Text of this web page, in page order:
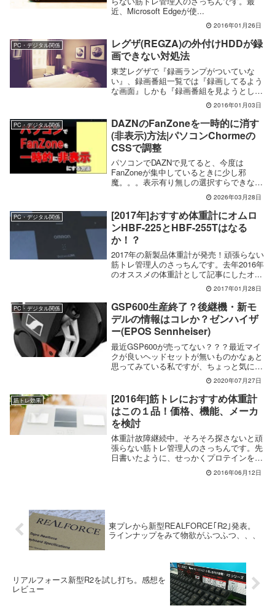
近、Microsoft Edgeが使...
2016年01月26日
PC・デジタル関係
レグザ(REGZA)の外付けHDDが録
画できない対処法
東芝レグザで『録画ランプがついていな
い』、録画番組一覧では『録画してるよう
な画面』しかも『録画番組を見ようとして
も再生できません』と表示されてしまう。
こんな状態で復活した対処法をまとめてみ
ました
2016年01月03日
PC・デジタル関係
DAZNのFanZoneを一時的に消す
(非表示)方法|パソコンChormeの
CSSで調整
パソコンでDAZNで見てると、今度は
FanZoneが集中しているときに少し邪
魔。。。表示有り無しの選択すらできな
い。。。そのため、パソコンのブラウザか
らCSSを変更して「FanZoneを一時的に消
す(非表示)」というやり方ができたので、
共有したいと思います
2026年03月28日
PC・デジタル関係
[2017年]おすすめ体重計にオムロ
ンHBF-225とHBF-255Tはなる
か！？
2017年の新製品体重計が発売！頑張らない
筋トレ管理人のさっちんです。去年2016年
のオススメの体重計として記事にしたオ...
2017年01月28日
PC・デジタル関係
GSP600生産終了？後継機・新モ
デルの情報はコレか？ゼンハイザ
ー(EPOS Sennheiser)
最近GSP600が売ってない？？？最近マイ
クが良いヘッドセットが無いものかなぁと
思ってみている私ですが、ちょっと気にな
2020年07月27日
筋トレ効果
[2016年]筋トレにおすすめ体重計
はこの１品！価格、機能、メーカ
を検討
体重計故障継続中。そろそろ探さないと頑
張らない筋トレ管理人のさっちんです。先
日書いたように、せっかくプロテインを飲
2016年06月12日
東プレから新型REALFORCE｢R2｣発表。
ラインナップをみて物欲がふつふつ、、、
リアルフォース新型R2を試し打ち。感想を
レビュー